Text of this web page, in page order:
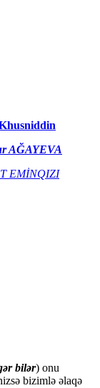
AĞAYEVA
EMİNQIZI
bilər) onu
bizimlə əlaqə